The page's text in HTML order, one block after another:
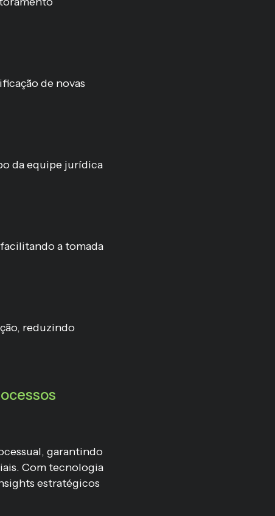
de novas
da equipe jurídica
a tomada
reduzindo
garantindo
Com tecnologia
estratégicos